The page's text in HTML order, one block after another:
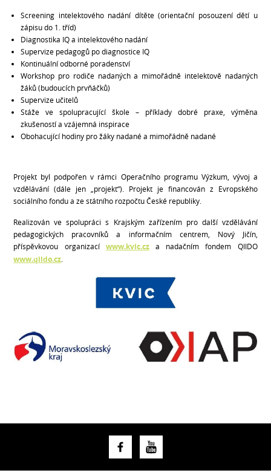
Screening intelektového nadání dítěte (orientační posouzení dětí u
zápisu do 1. tříd)
Diagnostika IQ a intelektového nadání
Supervize pedagogů po diagnostice IQ
Kontinuální odborné poradenství
Workshop pro rodiče nadaných a mimořádně intelektově nadaných
žáků (budoucích prvňáčků)
Supervize učitelů
Stáže ve spolupracující škole – příklady dobré praxe, výměna
zkušeností a vzájemná inspirace
Obohacující hodiny pro žáky nadané a mimořádně nadané
Projekt byl podpořen v rámci Operačního programu Výzkum, vývoj a
vzdělávání (dále jen „projekt“). Projekt je financován z Evropského
sociálního fondu a ze státního rozpočtu České republiky.
Realizován ve spolupráci s Krajským zařízením pro další vzdělávání
pedagogických pracovníků a informačním centrem, Nový Jičín,
příspěvkovou organizací www.kvic.cza nadačním fondem QIIDO
www.qiido.cz.